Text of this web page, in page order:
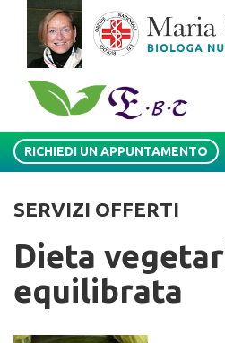
RICHIEDI UN APPUNTAMENTO
SERVIZI OFFERTI
Dieta
equilibrata